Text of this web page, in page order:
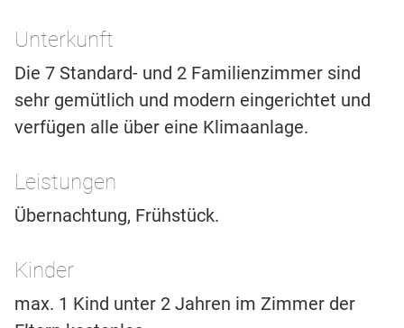
Unterkunft
Die 7 Standard- und 2 Familienzimmer sind
sehr gemütlich und modern eingerichtet und
verfügen alle über eine Klimaanlage.
Leistungen
Übernachtung, Frühstück.
Kinder
max. 1 Kind unter 2 Jahren im Zimmer der